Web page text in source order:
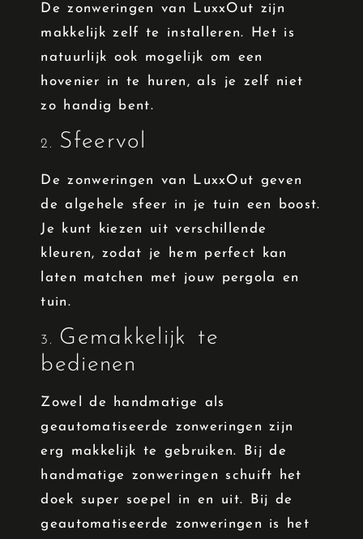
De zonweringen van LuxxOut zijn
makkelijk zelf te installeren. Het is
natuurlijk ook mogelijk om een
hovenier in te huren, als je zelf niet
zo handig bent.
2. Sfeervol
De zonweringen van LuxxOut geven
de algehele sfeer in je tuin een boost.
Je kunt kiezen uit verschillende
kleuren, zodat je hem perfect kan
laten matchen met jouw pergola en
tuin.
3. Gemakkelijk te
bedienen
Zowel de handmatige als
geautomatiseerde zonweringen zijn
erg makkelijk te gebruiken. Bij de
handmatige zonweringen schuift het
doek super soepel in en uit. Bij de
geautomatiseerde zonweringen is het